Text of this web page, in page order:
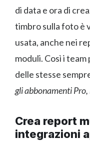
di data e ora di
timbro sulla foto è
usata, anche nei
moduli. Così i
delle stesse
gli abbonamenti Pro,
Crea report
integrazioni